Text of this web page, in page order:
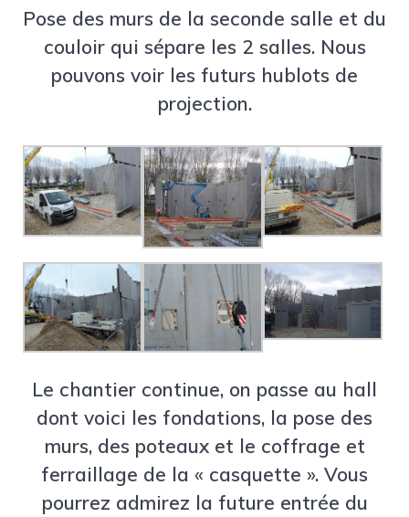
Pose des murs de la seconde salle et du
couloir qui sépare les 2 salles. Nous
pouvons voir les futurs hublots de
projection.
Le chantier continue, on passe au hall
dont voici les fondations, la pose des
murs, des poteaux et le coffrage et
ferraillage de la « casquette ». Vous
pourrez admirez la future entrée du